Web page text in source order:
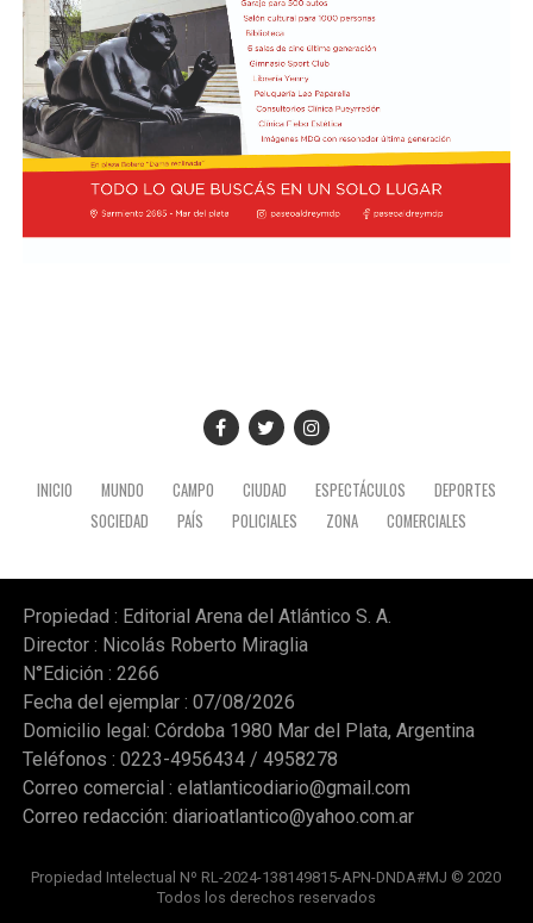
INICIO MUNDO CAMPO CIUDAD ESPECTÁCULOS
DEPORTES
SOCIEDAD
PAÍS POLICIALES ZONA COMERCIALES
Propiedad : Editorial Arena del Atlántico S. A.
Director : Nicolás Roberto Miraglia
N°Edición : 2266
Fecha del ejemplar : 07/08/2026
Domicilio legal: Córdoba 1980 Mar del Plata, Argentina
Teléfonos : 0223-4956434 / 4958278
Correo comercial : elatlanticodiario@gmail.com
Correo redacción: diarioatlantico@yahoo.com.ar
Propiedad Intelectual Nº RL-2024-138149815-APN-DNDA#MJ © 2020
Todos los derechos reservados